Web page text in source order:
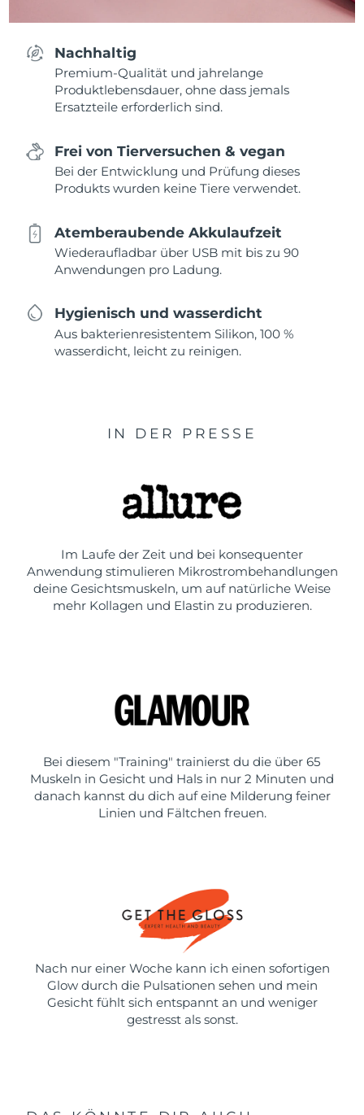
Nachhaltig
Premium-Qualität und jahrelange
Produktlebensdauer, ohne dass jemals
Ersatzteile erforderlich sind.
Frei von Tierversuchen & vegan
Bei der Entwicklung und Prüfung dieses
Produkts wurden keine Tiere verwendet.
Atemberaubende Akkulaufzeit
Wiederaufladbar über USB mit bis zu 90
Anwendungen pro Ladung.
Hygienisch und wasserdicht
Aus bakterienresistentem Silikon, 100 %
wasserdicht, leicht zu reinigen.
IN DER PRESSE
Im Laufe der Zeit und bei konsequenter
Anwendung stimulieren Mikrostrombehandlungen
deine Gesichtsmuskeln, um auf natürliche Weise
mehr Kollagen und Elastin zu produzieren.
Bei diesem "Training" trainierst du die über 65
Muskeln in Gesicht und Hals in nur 2 Minuten und
danach kannst du dich auf eine Milderung feiner
Linien und Fältchen freuen.
Nach nur einer Woche kann ich einen sofortigen
Glow durch die Pulsationen sehen und mein
Gesicht fühlt sich entspannt an und weniger
gestresst als sonst.